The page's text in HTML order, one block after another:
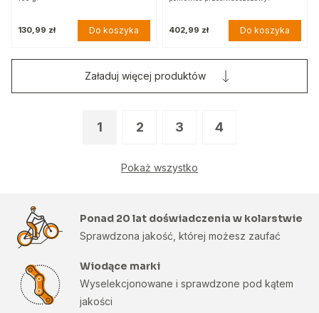
130,99 zł Do koszyka 402,99 zł Do koszyka
1 2 3 4
Pokaż wszystko
Załaduj więcej produktów
Ponad 20 lat doświadczenia w kolarstwie
Sprawdzona jakość, której możesz zaufać
Wiodące marki
Wyselekcjonowane i sprawdzone pod kątem
jakości